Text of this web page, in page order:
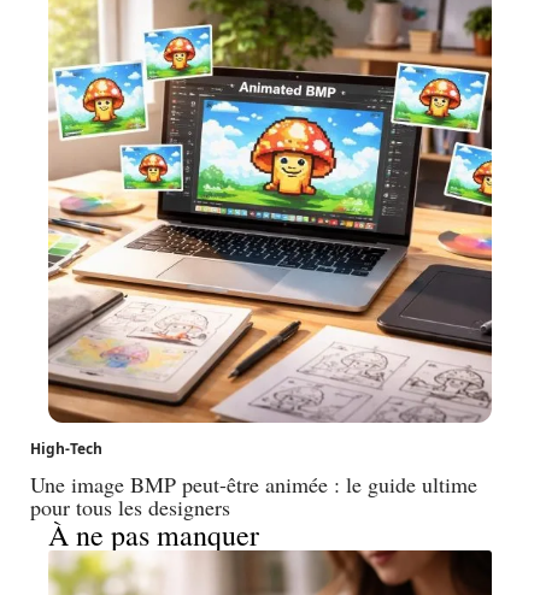
High-Tech
Une image BMP peut-être animée : le guide ultime
pour tous les designers
À ne pas manquer